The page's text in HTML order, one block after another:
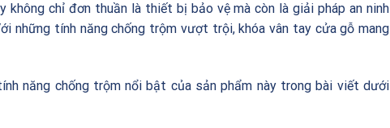
không chỉ đơn thuần là thiết bị bảo vệ mà còn là giải pháp an ninh
những tính năng chống trộm vượt trội, khóa vân tay cửa gỗ mang
năng chống trộm nổi bật của sản phẩm này trong bài viết dưới